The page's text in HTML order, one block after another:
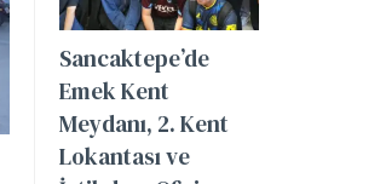
Sancaktepe’de
Emek Kent
Meydanı, 2. Kent
Lokantası ve